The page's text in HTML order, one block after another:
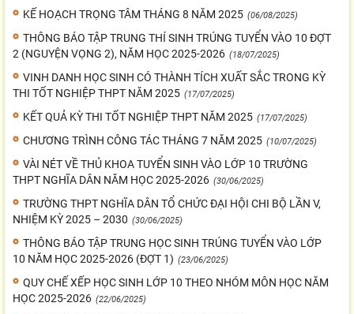
KẾ HOẠCH TRỌNG TÂM THÁNG 8 NĂM 2025 (06/08/2025)
THÔNG BÁO TẬP TRUNG THÍ SINH TRÚNG TUYỂN VÀO 10 ĐỢT
2 (NGUYỆN VỌNG 2), NĂM HỌC 2025-2026 (18/07/2025)
VINH DANH HỌC SINH CÓ THÀNH TÍCH XUẤT SẮC TRONG KỲ
THI TỐT NGHIỆP THPT NĂM 2025 (17/07/2025)
KẾT QUẢ KỲ THI TỐT NGHIỆP THPT NĂM 2025 (17/07/2025)
CHƯƠNG TRÌNH CÔNG TÁC THÁNG 7 NĂM 2025 (10/07/2025)
VÀI NÉT VỀ THỦ KHOA TUYỂN SINH VÀO LỚP 10 TRƯỜNG
THPT NGHĨA DÂN NĂM HỌC 2025-2026 (30/06/2025)
TRƯỜNG THPT NGHĨA DÂN TỔ CHỨC ĐẠI HỘI CHI BỘ LẦN V,
NHIỆM KỲ 2025 – 2030 (30/06/2025)
THÔNG BÁO TẬP TRUNG HỌC SINH TRÚNG TUYỂN VÀO LỚP
10 NĂM HỌC 2025-2026 (ĐỢT 1) (23/06/2025)
QUY CHẾ XẾP HỌC SINH LỚP 10 THEO NHÓM MÔN HỌC NĂM
HỌC 2025-2026 (22/06/2025)